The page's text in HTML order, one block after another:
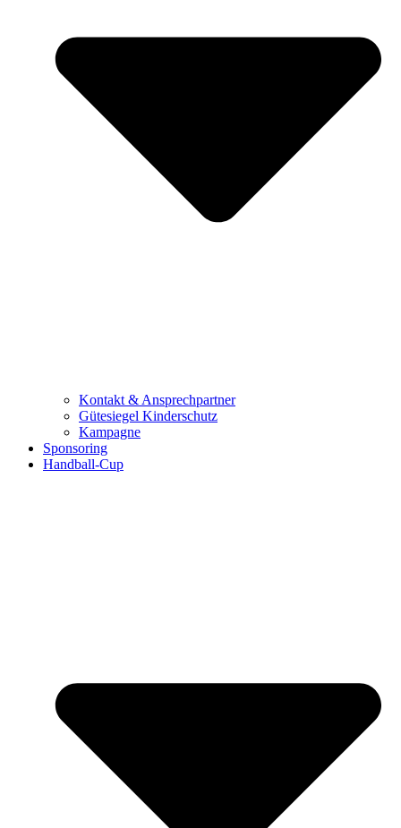
Kontakt & Ansprechpartner
Gütesiegel Kinderschutz
Kampagne
Sponsoring
Handball-Cup